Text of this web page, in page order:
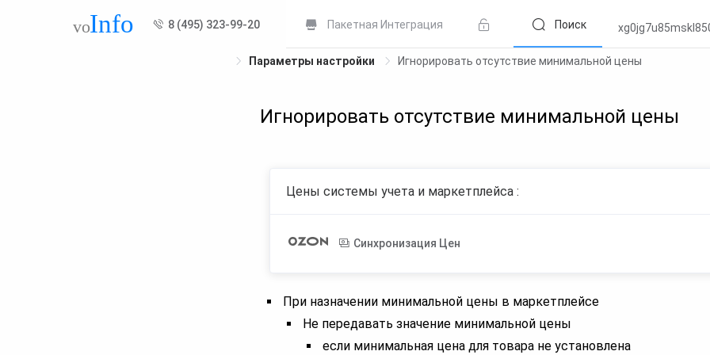
8 (495) 323-99-20 Пакетная Интеграция Поиск
Параметры настройки Игнорировать отсутствие минимальной цены
Игнорировать отсутствие минимальной цены
Цены системы учета и маркетплейса :
Синхронизация Цен
При назначении минимальной цены в маркетплейсе
Не передавать значение минимальной цены
если минимальная цена для товара не установлена